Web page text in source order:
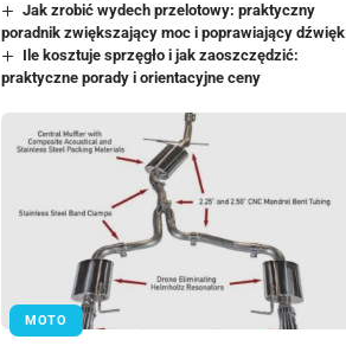
Jak zrobić wydech przelotowy: praktyczny
poradnik zwiększający moc i poprawiający dźwięk
Ile kosztuje sprzęgło i jak zaoszczędzić:
praktyczne porady i orientacyjne ceny
MOTO